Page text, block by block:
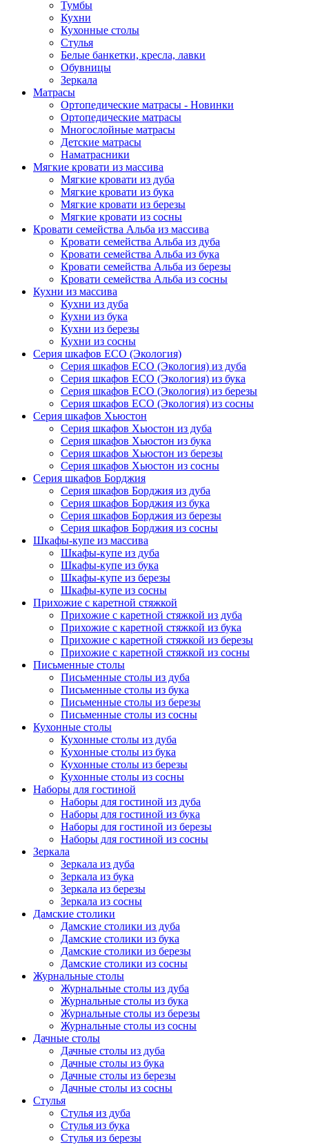
Тумбы
Кухни
Кухонные столы
Стулья
Белые банкетки, кресла, лавки
Обувницы
Зеркала
Матрасы
Ортопедические матрасы - Новинки
Ортопедические матрасы
Многослойные матрасы
Детские матрасы
Наматрасники
Мягкие кровати из массива
Мягкие кровати из дуба
Мягкие кровати из бука
Мягкие кровати из березы
Мягкие кровати из сосны
Кровати семейства Альба из массива
Кровати семейства Альба из дуба
Кровати семейства Альба из бука
Кровати семейства Альба из березы
Кровати семейства Альба из сосны
Кухни из массива
Кухни из дуба
Кухни из бука
Кухни из березы
Кухни из сосны
Серия шкафов ECO (Экология)
Серия шкафов ECO (Экология) из дуба
Серия шкафов ECO (Экология) из бука
Серия шкафов ECO (Экология) из березы
Серия шкафов ECO (Экология) из сосны
Серия шкафов Хьюстон
Серия шкафов Хьюстон из дуба
Серия шкафов Хьюстон из бука
Серия шкафов Хьюстон из березы
Серия шкафов Хьюстон из сосны
Серия шкафов Борджия
Серия шкафов Борджия из дуба
Серия шкафов Борджия из бука
Серия шкафов Борджия из березы
Серия шкафов Борджия из сосны
Шкафы-купе из массива
Шкафы-купе из дуба
Шкафы-купе из бука
Шкафы-купе из березы
Шкафы-купе из сосны
Прихожие с каретной стяжкой
Прихожие с каретной стяжкой из дуба
Прихожие с каретной стяжкой из бука
Прихожие с каретной стяжкой из березы
Прихожие с каретной стяжкой из сосны
Письменные столы
Письменные столы из дуба
Письменные столы из бука
Письменные столы из березы
Письменные столы из сосны
Кухонные столы
Кухонные столы из дуба
Кухонные столы из бука
Кухонные столы из березы
Кухонные столы из сосны
Наборы для гостиной
Наборы для гостиной из дуба
Наборы для гостиной из бука
Наборы для гостиной из березы
Наборы для гостиной из сосны
Зеркала
Зеркала из дуба
Зеркала из бука
Зеркала из березы
Зеркала из сосны
Дамские столики
Дамские столики из дуба
Дамские столики из бука
Дамские столики из березы
Дамские столики из сосны
Журнальные столы
Журнальные столы из дуба
Журнальные столы из бука
Журнальные столы из березы
Журнальные столы из сосны
Дачные столы
Дачные столы из дуба
Дачные столы из бука
Дачные столы из березы
Дачные столы из сосны
Стулья
Стулья из дуба
Стулья из бука
Стулья из березы